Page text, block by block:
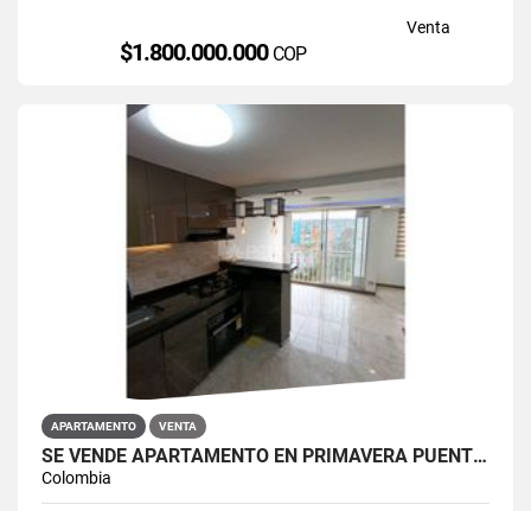
Venta
$1.800.000.000 COP
APARTAMENTO VENTA
SE VENDE APARTAMENTO EN PRIMAVERA PUENTE ARANDA
Colombia